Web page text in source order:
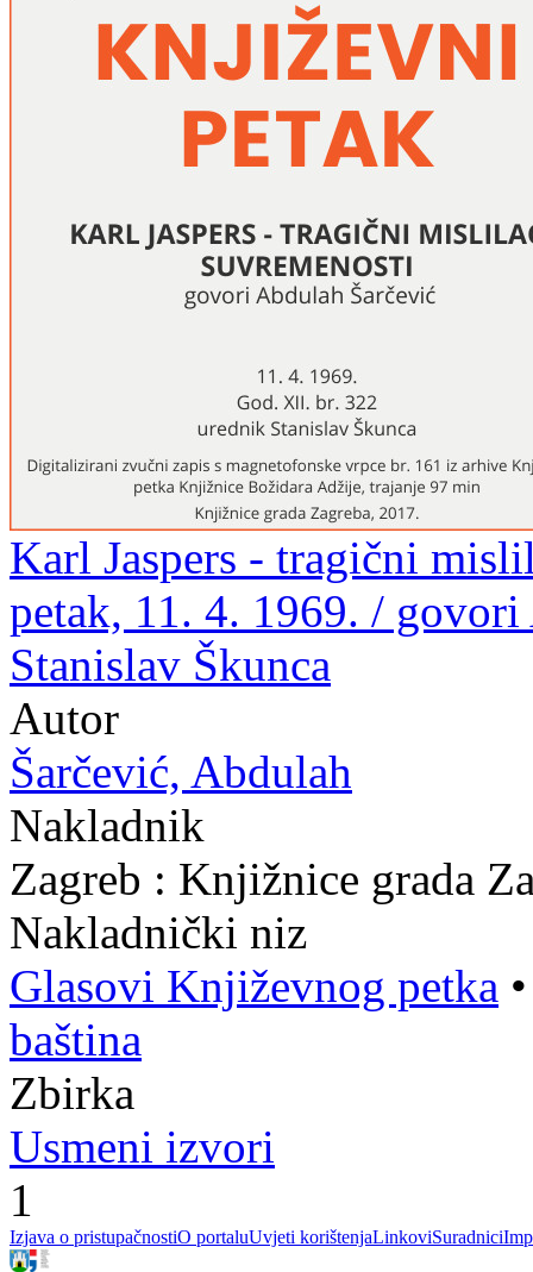
Karl Jaspers - tragični
petak, 11. 4. 1969. /
Stanislav Škunca
Autor
Šarčević, Abdulah
Nakladnik
Zagreb : Knjižnice grada
Nakladnički niz
Glasovi Književnog petka
baština
Zbirka
Usmeni izvori
1
Izjava o pristupačnostiO portaluUvjeti korištenjaLinkoviSuradnici